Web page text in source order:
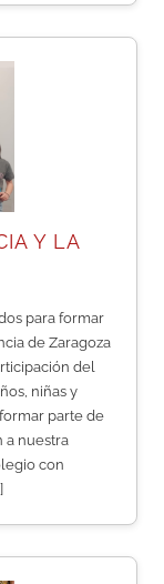
Y LA
para formar
de Zaragoza
del
niñas y
parte de
a nuestra
con